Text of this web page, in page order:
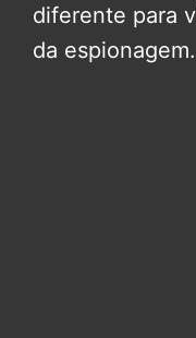
diferente para
da